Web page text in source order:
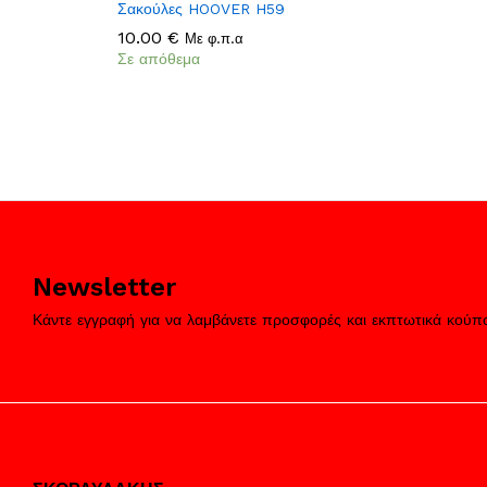
Σακούλες HOOVER H59
10.00 € Με φ.π.α
Σε απόθεμα
10.00 €
Newsletter
Κάντε εγγραφή για να λαμβάνετε προσφορές και εκπτωτικά